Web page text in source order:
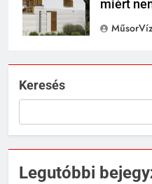
miért
Keresés
Legutóbbi